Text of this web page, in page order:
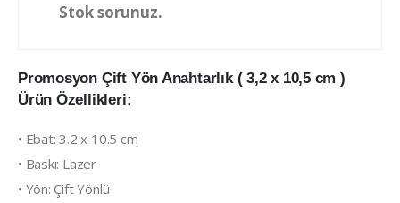
Stok sorunuz.
Promosyon Çift Yön Anahtarlık ( 3,2 x 10,5 cm )
Ürün Özellikleri:
• Ebat: 3.2 x 10.5 cm
• Baskı: Lazer
• Yön: Çift Yönlü